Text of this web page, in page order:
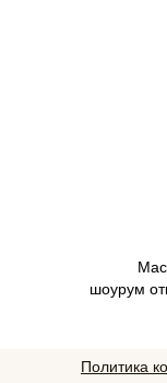
шоурум
Политика